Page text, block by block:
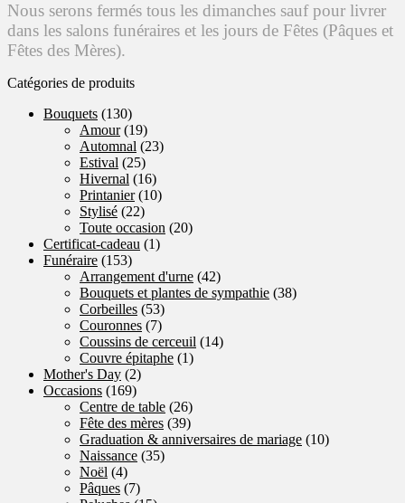
Nous serons fermés tous les dimanches sauf pour livrer
dans les salons funéraires et les jours de Fêtes (Pâques et
Fêtes des Mères).
Catégories de produits
Bouquets (130)
Amour (19)
Automnal (23)
Estival (25)
Hivernal (16)
Printanier (10)
Stylisé (22)
Toute occasion (20)
Certificat-cadeau (1)
Funéraire (153)
Arrangement d'urne (42)
Bouquets et plantes de sympathie (38)
Corbeilles (53)
Couronnes (7)
Coussins de cerceuil (14)
Couvre épitaphe (1)
Mother's Day (2)
Occasions (169)
Centre de table (26)
Fête des mères (39)
Graduation & anniversaires de mariage (10)
Naissance (35)
Noël (4)
Pâques (7)